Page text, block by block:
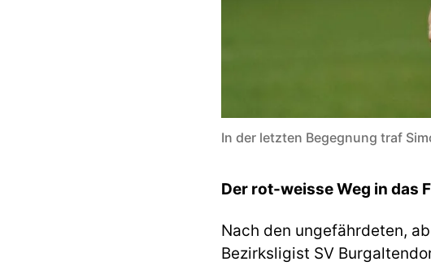
In der letzten Begegnung traf
Der rot-weisseWeg in das
Nach den ungefährdeten,
Bezirksligist SV